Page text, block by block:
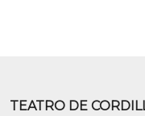
TEATRO DE